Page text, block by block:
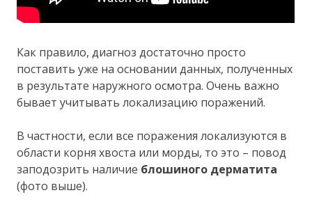
Как правило, диагноз достаточно просто
поставить уже на основании данных, полученных
в результате наружного осмотра. Очень важно
бывает учитывать локализацию поражений.
В частности, если все поражения локализуются в
области корня хвоста или морды, то это – повод
заподозрить наличие блошиного дерматита
(фото выше).